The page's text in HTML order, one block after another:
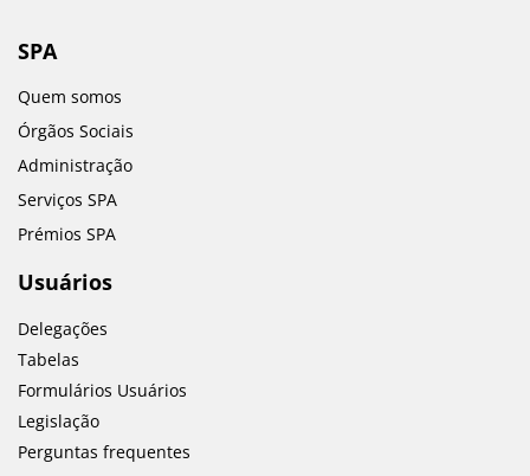
SPA
Quem somos
Órgãos Sociais
Administração
Serviços SPA
Prémios SPA
Usuários
Delegações
Tabelas
Formulários Usuários
Legislação
Perguntas frequentes